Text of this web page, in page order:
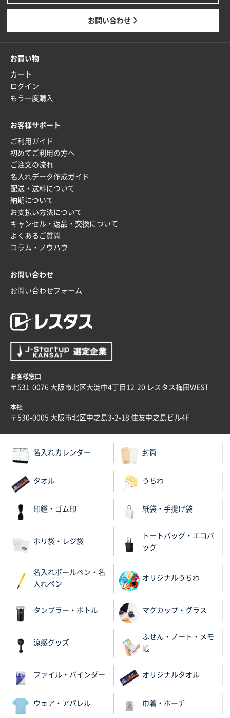
ワンポイント箔押し紙袋 M横サイズ(A4対応)100
2025年12月22日 03:31
神奈川県S社様
2025年12月16日 10:39
短納期対応が素晴らしい
富山県O社様
uni ジェットストリーム 07
2025年12月09日 14:04
安い、早い
埼玉県G社様
ラミネート紙袋 規格L4サイズ(B4対応)
2025年12月04日 17:34
兵庫県のお客様
2025年12月02日 23:00
ロゴが入れられること
大阪府E社様
2025年11月28日 15:13
他部署のスタッフからの指示
兵庫県S社様
以前発注しているので、データが残っている点が良か
2025年11月25日 16:41
前回同様、安心できるから
uni ジェットストリーム 05
2025年11月21日 16:39
何度か注文していて、満足していたから
神奈川県のお客様
のし文言が変更できたのと価格。
千葉県M社様
ワンポイント箔押し紙袋 Sサイズ(A5対応)
2025年11月06日 14:57
営業ご担当者さまより、ご丁寧なサポートをいただ
お問い合わせ
お買い物
カート
ログイン
もう一度購入
お客様サポート
ご利用ガイド
初めてご利用の方へ
ご注文の流れ
名入れデータ作成ガイド
配送・送料について
納期について
お支払い方法について
キャンセル・返品・交換について
よくあるご質問
コラム・ノウハウ
お問い合わせ
お問い合わせフォーム
お客様窓口
〒531-0076 大阪市北区大淀中4丁目12-20 レスタス梅田WEST
本社
〒530-0005 大阪市北区中之島3-2-18 住友中之島ビル4F
名入れカレンダー 封筒
タオル うちわ
印鑑・ゴム印 紙袋・手提げ袋
ポリ袋・レジ袋
トートバッグ・エコバ
ッグ
名入れボールペン・名
入れペン
オリジナルうちわ
タンブラー・ボトル マグカップ・グラス
涼感グッズ
ふせん・ノート・メモ
帳
ファイル・バインダー オリジナルタオル
ウェア・アパレル 巾着・ポーチ